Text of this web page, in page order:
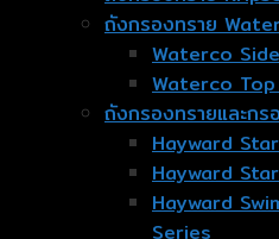
ถังกรองทราย
Waterco
Waterco
ถังกรองทรายและก
Hayward
Hayward
Hayward
Series